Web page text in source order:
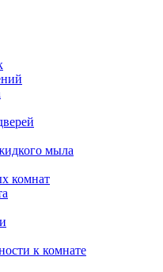
мыла
комнат
к комнате